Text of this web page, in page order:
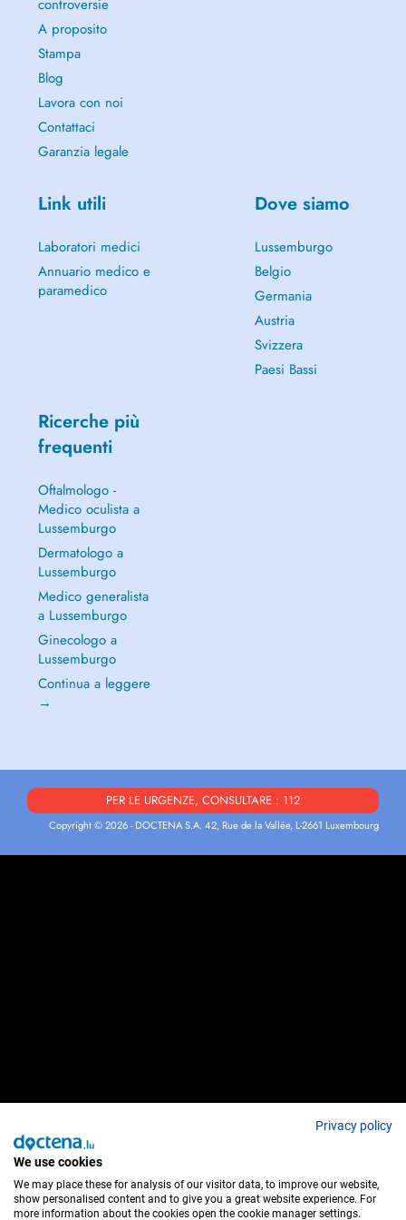
controversie
A proposito
Stampa
Blog
Lavora con noi
Contattaci
Garanzia legale
Link utili
Laboratori medici
Annuario medico e
paramedico
Dove siamo
Lussemburgo
Belgio
Germania
Austria
Svizzera
Paesi Bassi
Ricerche più
frequenti
Oftalmologo -
Medico oculista a
Lussemburgo
Dermatologo a
Lussemburgo
Medico generalista
a Lussemburgo
Ginecologo a
Lussemburgo
Continua a leggere
→
PER LE URGENZE, CONSULTARE : 112
Copyright © 2026 - DOCTENA S.A. 42, Rue de la Vallée, L-2661 Luxembourg
Privacy policy
We use cookies
We may place these for analysis of our visitor data, to improve our website,
show personalised content and to give you a great website experience. For
more information about the cookies open the cookie manager settings.